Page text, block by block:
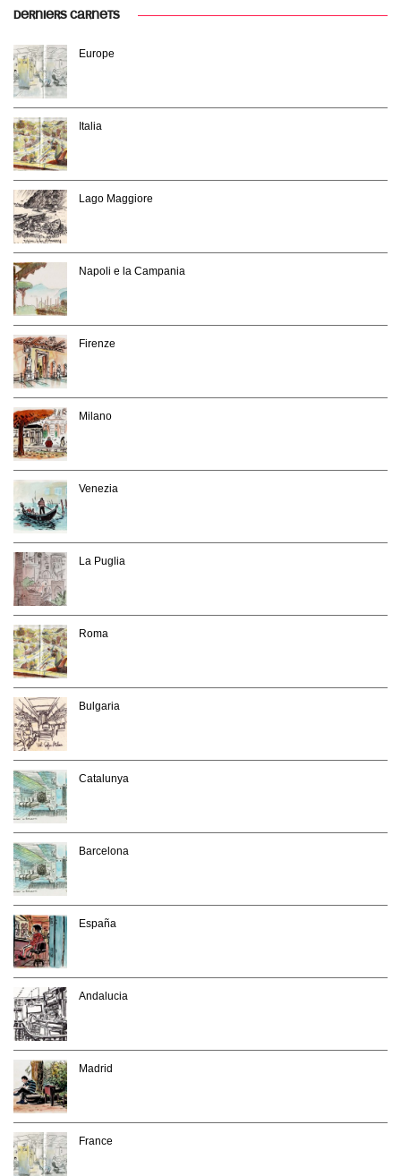
DERNIERS CARNETS
Europe
Italia
Lago Maggiore
Napoli e la Campania
Firenze
Milano
Venezia
La Puglia
Roma
Bulgaria
Catalunya
Barcelona
España
Andalucia
Madrid
France